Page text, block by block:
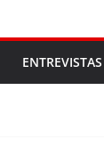
ENTREVISTAS